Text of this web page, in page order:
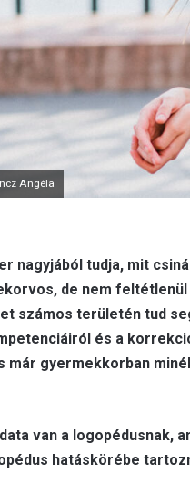
Angéla
nagyjából tudja, mit
de nem
számos területén tud
és a
már gyermekkorban
van a logopédusnak,
hatáskörébe